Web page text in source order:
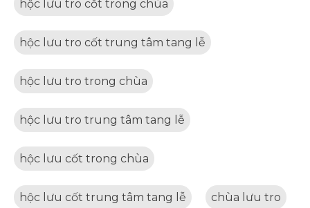
hộc lưu tro cốt trong chùa
hộc lưu tro cốt trung tâm tang lễ
hộc lưu tro trong chùa
hộc lưu tro trung tâm tang lễ
hộc lưu cốt trong chùa
hộc lưu cốt trung tâm tang lễ chùa lưu tro